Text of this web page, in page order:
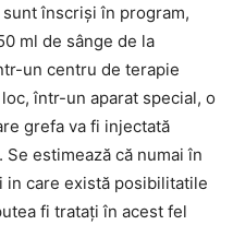
înscrişi în program,
ml de sânge de la
un centru de terapie
într-un aparat special, o
grefa va fi injectată
estimează că numai în
in care există posibilitatile
fi trataţi în acest fel